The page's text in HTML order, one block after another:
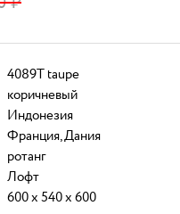
4089T taupe
коричневый
Индонезия
Франция, Дания
ротанг
Лофт
600 x 540 x 600